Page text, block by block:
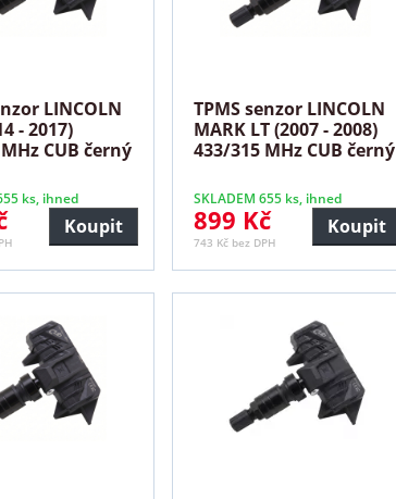
LINCOLN
- 2017)
CUB černý
ks, ihned
Koupit
TPMS senzor LINCOLN
MARK LT (2007 - 2008)
433/315 MHz CUB černý
SKLADEM 655 ks, ihned
899 Kč
743 Kč bez DPH
Koupit